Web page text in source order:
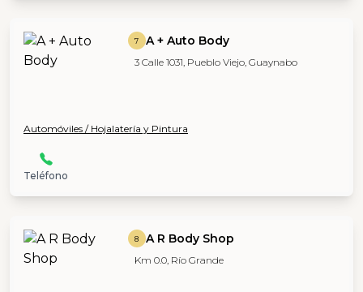
7 A + Auto Body
3 Calle 1031, Pueblo Viejo, Guaynabo
Automóviles / Hojalatería y Pintura
Teléfono
8 A R Body Shop
Km 0.0, Río Grande